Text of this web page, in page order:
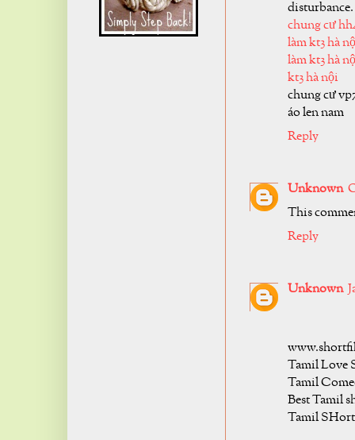
disturbance.
chung cư
làm kt3 hà
làm kt3 hà
kt3 hà nội
chung cư
áo len nam
Reply
Unknown
This
Reply
Unknown
Tamil Love
Tamil
Best Tamil
Tamil